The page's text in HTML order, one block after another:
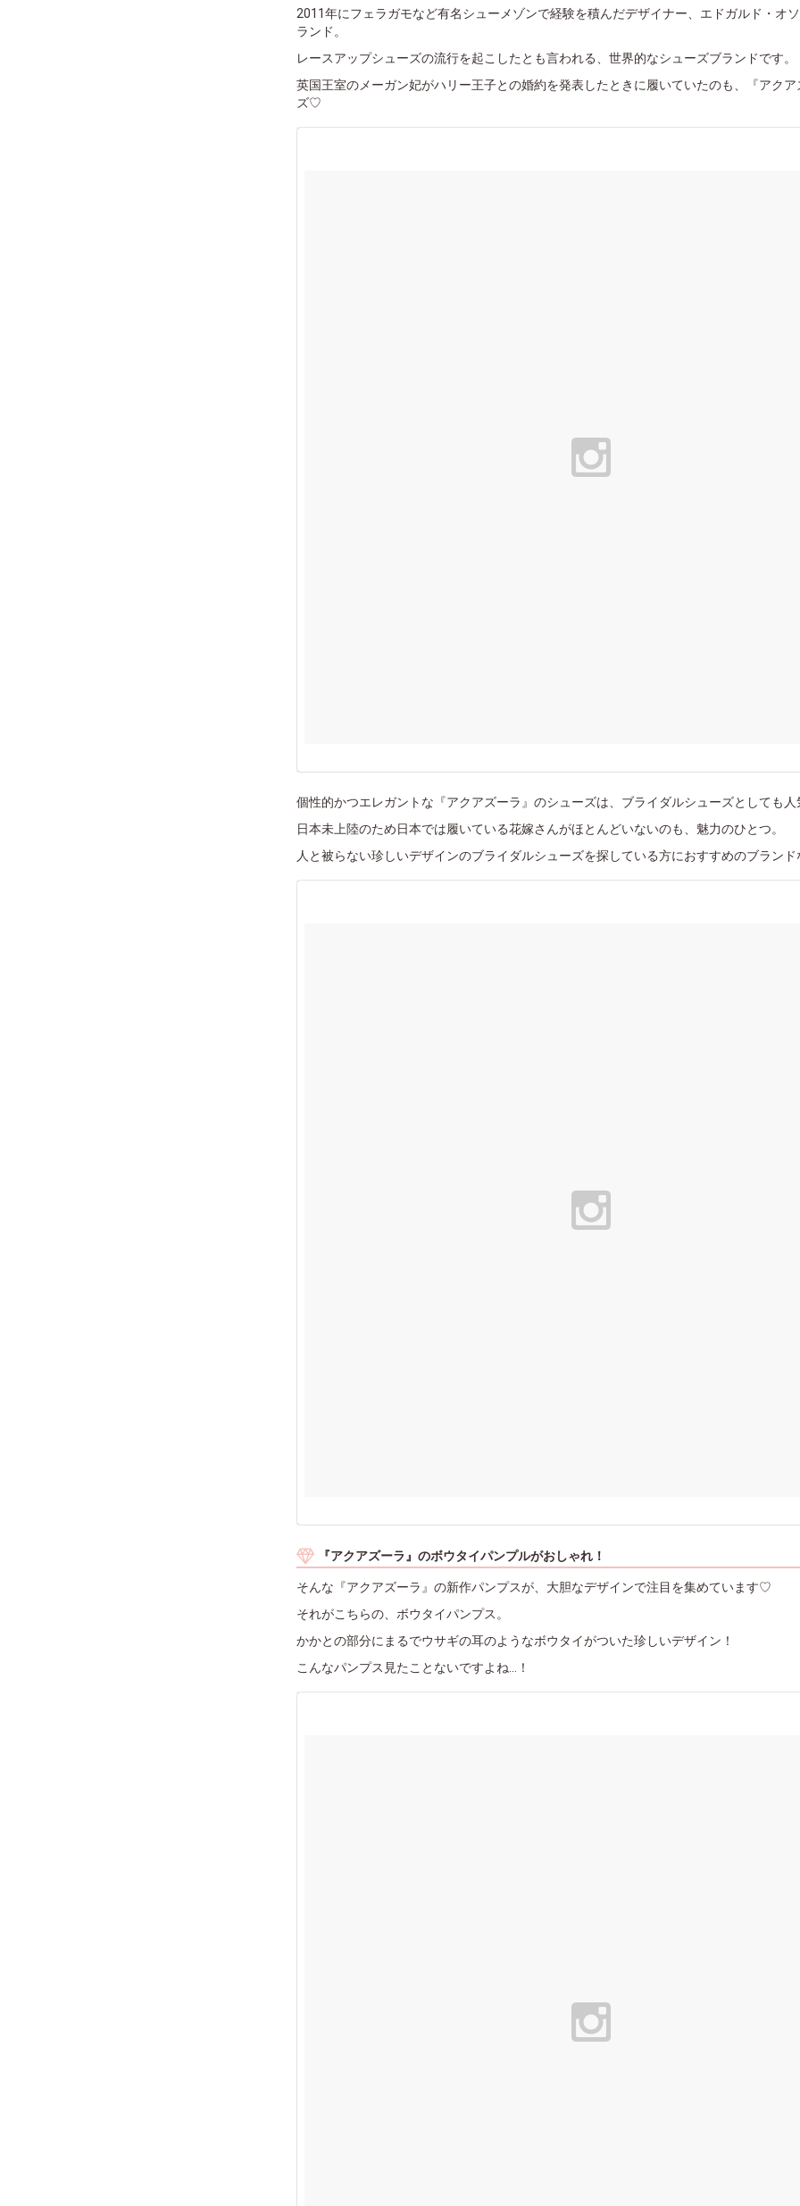
2011年にフェラガモなど有名シューメゾンで経験を積んだデザイナー、エドガルド・オ
ランド。
レースアップシューズの流行を起こしたとも言われる、世界的なシューズブランドです。
英国王室のメーガン妃がハリー王子との婚約を発表したときに履いていたのも、『アク
ズ♡
個性的かつエレガントな『アクアズーラ』のシューズは、ブライダルシューズとしても人
日本未上陸のため日本では履いている花嫁さんがほとんどいないのも、魅力のひとつ。
人と被らない珍しいデザインのブライダルシューズを探している方におすすめのブランド
『アクアズーラ』のボウタイパンプルがおしゃれ！
そんな『アクアズーラ』の新作パンプスが、大胆なデザインで注目を集めています♡
それがこちらの、ボウタイパンプス。
かかとの部分にまるでウサギの耳のようなボウタイがついた珍しいデザイン！
こんなパンプス見たことないですよね…！